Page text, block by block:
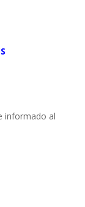
informado al